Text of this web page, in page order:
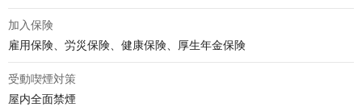
加入保険
雇用保険、労災保険、健康保険、厚生年金保険
受動喫煙対策
屋内全面禁煙